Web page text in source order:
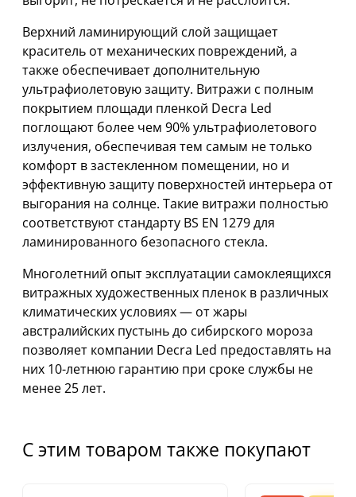
Верхний ламинирующий слой защищает
краситель от механических повреждений, а
также обеспечивает дополнительную
ультрафиолетовую защиту. Витражи с полным
покрытием площади пленкой Decra Led
поглощают более чем 90% ультрафиолетового
излучения, обеспечивая тем самым не только
комфорт в застекленном помещении, но и
эффективную защиту поверхностей интерьера от
выгорания на солнце. Такие витражи полностью
соответствуют стандарту BS EN 1279 для
ламинированного безопасного стекла.
Многолетний опыт эксплуатации самоклеящихся
витражных художественных пленок в различных
климатических условиях — от жары
австралийских пустынь до сибирского мороза
позволяет компании Decra Led предоставлять на
них 10-летнюю гарантию при сроке службы не
менее 25 лет.
С этим товаром также покупают